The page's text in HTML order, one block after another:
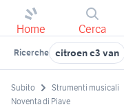
Home Cerca
Ricerche citroen c3 van
Subito Strumenti musicali
Noventa di Piave